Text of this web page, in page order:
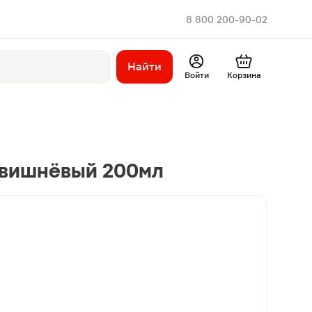
8 800 200-90-02
Найти
Войти Корзина
200мл